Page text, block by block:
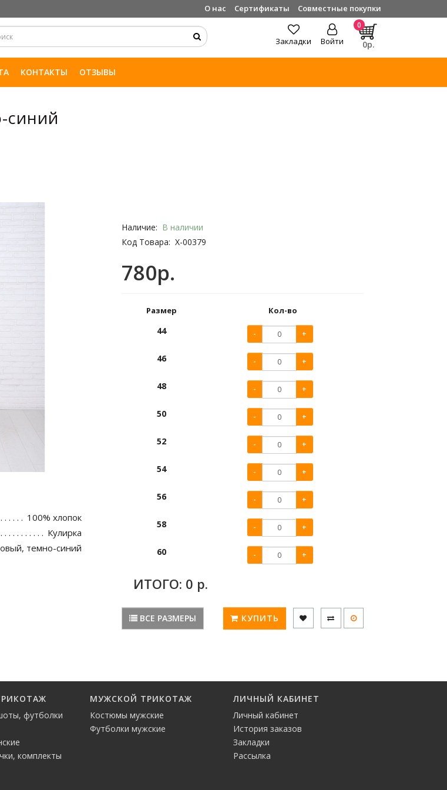
О нас Сертификаты Совместные покупки
0
0р.
Войти
Закладки
КОНТАКТЫ ОТЗЫВЫ
синий
100% хлопок
Кулирка
темно-синий
Наличие: В наличии
Код Товара: Х-00379
780р.
Размер Кол-во
44 - +
46 - +
48 - +
50 - +
52 - +
54 - +
56 - +
58 - +
60 - +
ИТОГО: 0 р.
ВСЕ РАЗМЕРЫ КУПИТЬ
футболки
комплекты
МУЖСКОЙ ТРИКОТАЖ
Костюмы мужские
Футболки мужские
ЛИЧНЫЙ КАБИНЕТ
Личный кабинет
История заказов
Закладки
Рассылка